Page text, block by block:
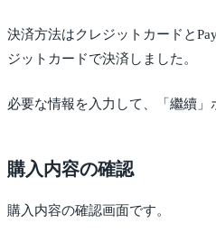
決済方法はクレジットカードと
ジットカードで決済しました。
必要な情報を入力して、「繼續」
購入内容の確認
購入内容の確認画面です。